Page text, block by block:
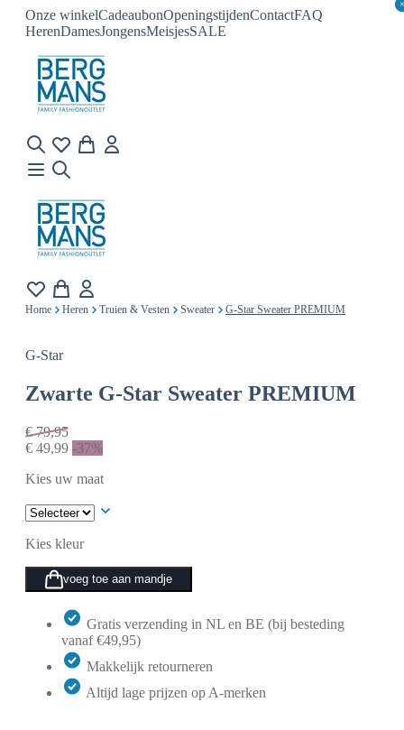
Onze winkelCadeaubonOpeningstijdenContactFAQ
HerenDamesJongensMeisjesSALE
×
×
Home Heren Truien & Vesten Sweater G-Star Sweater PREMIUM
G-Star
Zwarte G-Star Sweater PREMIUM
€79,95
€ 49,99 -37%
Kies uw maat
Kies kleur
voeg toe aan mandje
Gratis verzending in NL en BE (bij besteding
vanaf €49,95)
Makkelijk retourneren
Altijd lage prijzen op A-merken